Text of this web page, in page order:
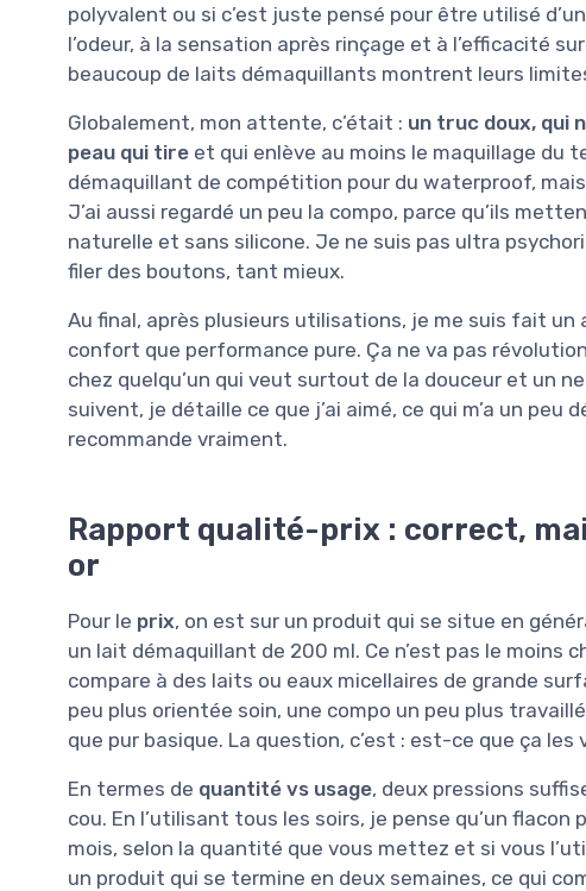
polyvalent ou si c’est juste pensé pour être utilisé
l’odeur, à la sensation après rinçage et à l’efficacité
beaucoup de laits démaquillants montrent leurs
Globalement, mon attente, c’était : un truc doux, qui
peau qui tire et qui enlève au moins le maquillage du
démaquillant de compétition pour du waterproof,
J’ai aussi regardé un peu la compo, parce qu’ils
naturelle et sans silicone. Je ne suis pas ultra
filer des boutons, tant mieux.
Au final, après plusieurs utilisations, je me suis fait
confort que performance pure. Ça ne va pas
chez quelqu’un qui veut surtout de la douceur et un
suivent, je détaille ce que j’ai aimé, ce qui m’a un peu
recommande vraiment.
Rapport qualité-prix : correct,
or
Pour le prix, on est sur un produit qui se situe en
un lait démaquillant de 200 ml. Ce n’est pas le moins
compare à des laits ou eaux micellaires de grande
peu plus orientée soin, une compo un peu plus
que pur basique. La question, c’est : est-ce que ça les
En termes de quantité vs usage, deux pressions
cou. En l’utilisant tous les soirs, je pense qu’un
mois, selon la quantité que vous mettez et si vous
un produit qui se termine en deux semaines, ce qui